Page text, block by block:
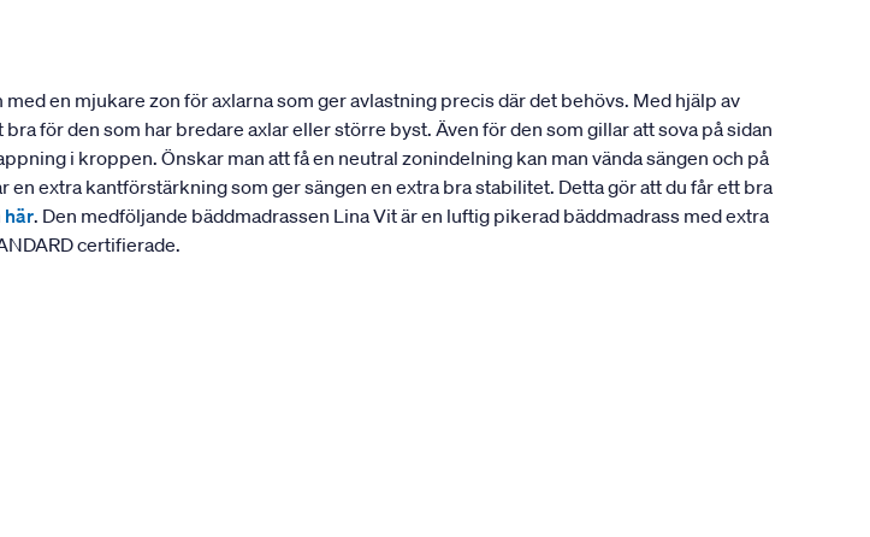
en mjukare zon för axlarna som ger avlastning precis där det behövs. Med hjälp av
för den som har bredare axlar eller större byst. Även för den som gillar att sova på sidan
i kroppen. Önskar man att få en neutral zonindelning kan man vända sängen och på
extra kantförstärkning som ger sängen en extra bra stabilitet. Detta gör att du får ett bra
här. Den medföljande bäddmadrassen Lina Vit är en luftig pikerad bäddmadrass med extra
certifierade.